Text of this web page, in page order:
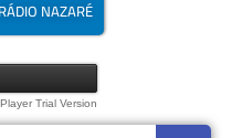
NAZARÉ
Trial Version